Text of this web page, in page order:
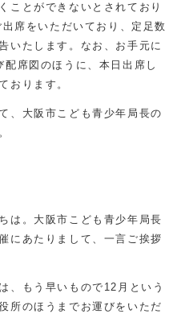
ことができないとされており
席をいただいており、定足数
いたします。なお、お手元に
席図のほうに、本日出席し
おります。
、大阪市こども青少年局長の
は。大阪市こども青少年局長
にあたりまして、一言ご挨拶
、もう早いもので12月という
所のほうまでお運びをいただ